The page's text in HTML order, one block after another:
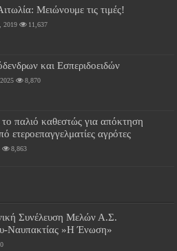
Μειώνουμε τις τιμές!
2019 11,637
και Εσπεριδοειδών
8,870
το παλιό καθεστώς για απόκτηση
ετεροεπαγγελματίες αγρότες
8,863
Συνέλευση Μελών Α.Σ.
Ναυπακτίας »Η Ένωση»